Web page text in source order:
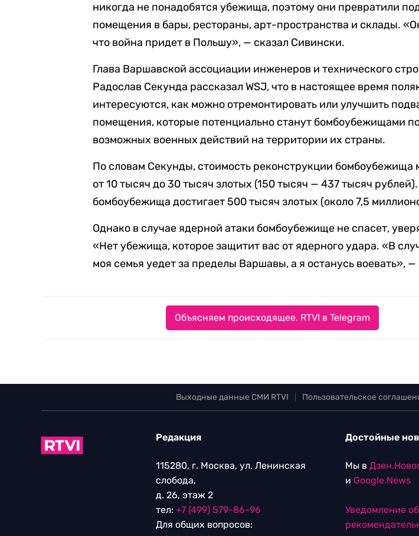
никогда не понадобятся убежища, поэтому они превратили
помещения в бары, рестораны, арт-пространства и склады.
что война придет в Польшу», — сказал Сивински.
Глава Варшавской ассоциации инженеров и технического
Радослав Секунда рассказал WSJ, что в настоящее время
интересуются, как можно отремонтировать или улучшить
помещения, которые потенциально станут бомбоубежищами
возможных военных действий на территории их страны.
По словам Секунды, стоимость реконструкции бомбоубежища
от 10 тысяч до 30 тысяч злотых (150 тысяч — 437 тысяч
бомбоубежища достигает 500 тысяч злотых (около 7,5
Однако в случае ядерной атаки бомбоубежище не спасет,
«Нет убежища, которое защитит вас от ядерного удара. «В
моя семья уедет за пределы Варшавы, а я останусь воевать», —
Объясняем происходящее. RTVI в Telegram
Выходные данные СМИ RTVI Пользовательское
Редакция
115280, г. Москва, ул. Ленинская
слобода,
д. 26, этаж 2
тел: +7 (499) 579-86-96
Для общих вопросов:
Достойные
Мы в
и Google.News
Уведомление